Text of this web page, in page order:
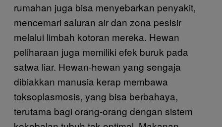
rumahan juga bisa menyebarkan penyakit,
mencemari saluran air dan zona pesisir
melalui limbah kotoran mereka. Hewan
peliharaan juga memiliki efek buruk pada
satwa liar. Hewan-hewan yang sengaja
dibiakkan manusia kerap membawa
toksoplasmosis, yang bisa berbahaya,
terutama bagi orang-orang dengan sistem